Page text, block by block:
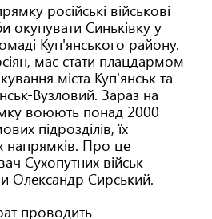
російські військові
Синьківку у
Куп'янського району.
має стати плацдармом
міста Куп'янськ та
Вузловий. Зараз на
воюють понад 2000
підрозділів, їх
напрямків. Про це
Сухопутних військ
Олександр Сирський.
проводить